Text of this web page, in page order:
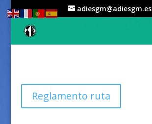
adiesgm@adiesgm.es
Reglamento ruta